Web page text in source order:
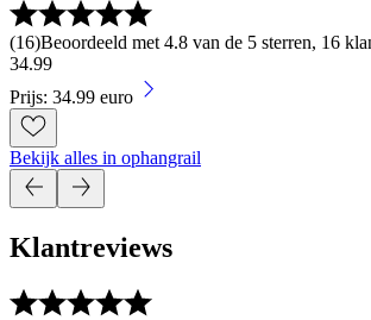
(16)Beoordeeld met 4.8 van de 5 sterren, 16
34.99
Prijs: 34.99 euro
Bekijk alles in ophangrail
Klantreviews